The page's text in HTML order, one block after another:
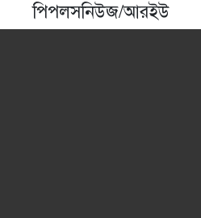
পিপলসনিউজ/আরইউ